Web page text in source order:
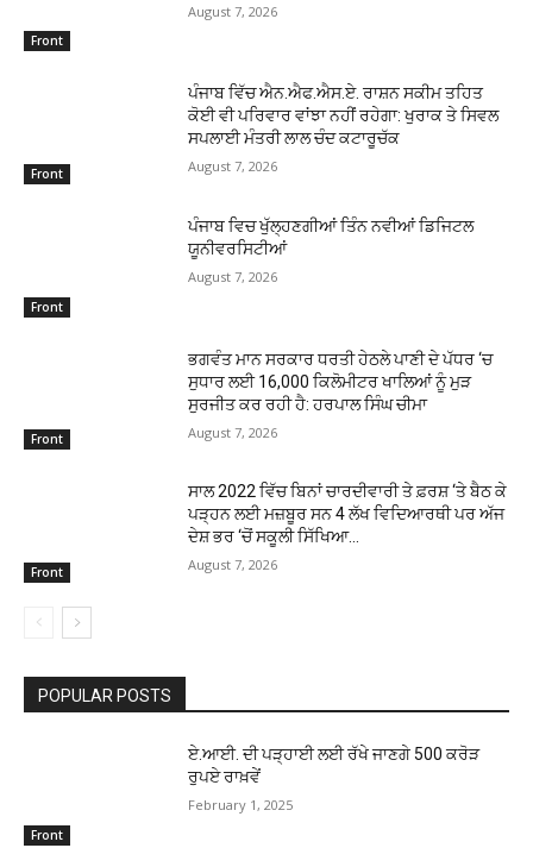
Front
August 7, 2026
Front
ਪੰਜਾਬ ਵਿੱਚ ਐਨ.ਐਫ.ਐਸ.ਏ. ਰਾਸ਼ਨ ਸਕੀਮ ਤਹਿਤ
ਕੋਈ ਵੀ ਪਰਿਵਾਰ ਵਾਂਝਾ ਨਹੀਂ ਰਹੇਗਾ: ਖੁਰਾਕ ਤੇ ਸਿਵਲ
ਸਪਲਾਈ ਮੰਤਰੀ ਲਾਲ ਚੰਦ ਕਟਾਰੂਚੱਕ
August 7, 2026
Front
ਪੰਜਾਬ ਵਿਚ ਖੁੱਲ੍ਹਣਗੀਆਂ ਤਿੰਨ ਨਵੀਆਂ ਡਿਜਿਟਲ
ਯੂਨੀਵਰਸਿਟੀਆਂ
August 7, 2026
Front
ਭਗਵੰਤ ਮਾਨ ਸਰਕਾਰ ਧਰਤੀ ਹੇਠਲੇ ਪਾਣੀ ਦੇ ਪੱਧਰ ‘ਚ
ਸੁਧਾਰ ਲਈ 16,000 ਕਿਲੋਮੀਟਰ ਖਾਲਿਆਂ ਨੂੰ ਮੁੜ
ਸੁਰਜੀਤ ਕਰ ਰਹੀ ਹੈ: ਹਰਪਾਲ ਸਿੰਘ ਚੀਮਾ
August 7, 2026
Front
ਸਾਲ 2022 ਵਿੱਚ ਬਿਨਾਂ ਚਾਰਦੀਵਾਰੀ ਤੇ ਫ਼ਰਸ਼ ‘ਤੇ ਬੈਠ ਕੇ
ਪੜ੍ਹਨ ਲਈ ਮਜ਼ਬੂਰ ਸਨ 4 ਲੱਖ ਵਿਦਿਆਰਥੀ ਪਰ ਅੱਜ
ਦੇਸ਼ ਭਰ ‘ਚੋਂ ਸਕੂਲੀ ਸਿੱਖਿਆ...
August 7, 2026
POPULAR POSTS
Front
ਏ.ਆਈ. ਦੀ ਪੜ੍ਹਾਈ ਲਈ ਰੱਖੇ ਜਾਣਗੇ 500 ਕਰੋੜ
ਰੁਪਏ ਰਾਖ਼ਵੇਂ
February 1, 2025